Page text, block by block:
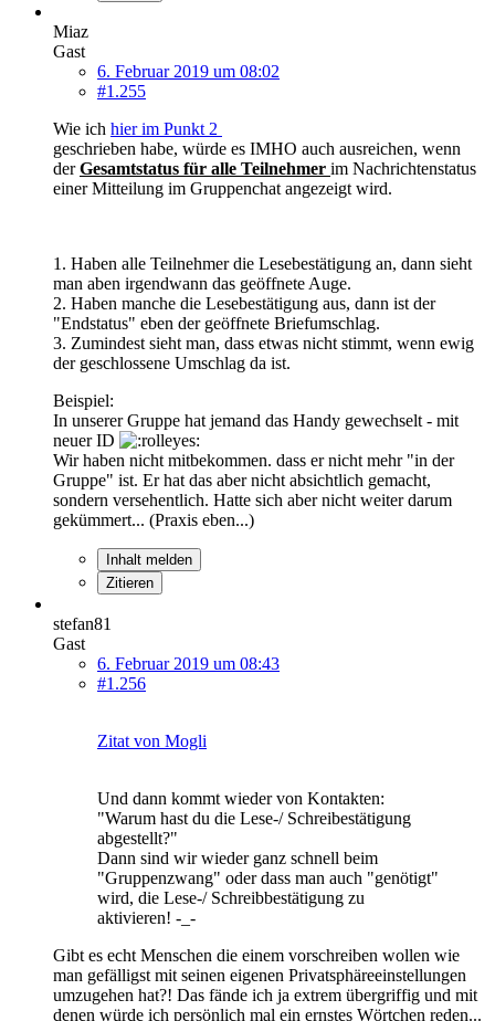
Miaz
Gast
6. Februar 2019 um 08:02
#1.255
Wie ich hier im Punkt 2
geschrieben habe, würde es IMHO auch ausreichen, wenn
derGesamtstatus für alle Teilnehmer im Nachrichtenstatus
einer Mitteilung im Gruppenchat angezeigt wird.
1. Haben alle Teilnehmer die Lesebestätigung an, dann sieht
man aben irgendwann das geöffnete Auge.
2. Haben manche die Lesebestätigung aus, dann ist der
"Endstatus" eben der geöffnete Briefumschlag.
3. Zumindest sieht man, dass etwas nicht stimmt, wenn ewig
der geschlossene Umschlag da ist.
Beispiel:
In unserer Gruppe hat jemand das Handy gewechselt - mit
neuer ID
Wir haben nicht mitbekommen. dass er nicht mehr "in der
Gruppe" ist. Er hat das aber nicht absichtlich gemacht,
sondern versehentlich. Hatte sich aber nicht weiter darum
gekümmert... (Praxis eben...)
Inhalt melden
Zitieren
stefan81
Gast
6. Februar 2019 um 08:43
#1.256
Zitat von Mogli
Und dann kommt wieder von Kontakten:
"Warum hast du die Lese-/ Schreibestätigung
abgestellt?"
Dann sind wir wieder ganz schnell beim
"Gruppenzwang" oder dass man auch "genötigt"
wird, die Lese-/ Schreibbestätigung zu
aktivieren! -_-
Gibt es echt Menschen die einem vorschreiben wollen wie
man gefälligst mit seinen eigenen Privatsphäreeinstellungen
umzugehen hat?! Das fände ich ja extrem übergriffig und mit
denen würde ich persönlich mal ein ernstes Wörtchen reden...